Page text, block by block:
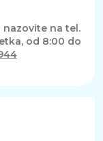
na tel.
od 8:00 do